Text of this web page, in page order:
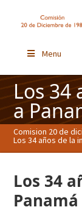
Menu
Los 34
a
Comision 20 de
Los 34 años de la
Los 34
Panamá